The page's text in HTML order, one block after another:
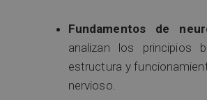
Fundamentos de
analizan los principios
estructura y
nervioso.